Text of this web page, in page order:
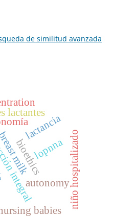
de similitud avanzada
bioethics
autonomy
lopnna niño hospitalizado
lactancia
lactantes
m
k
babies